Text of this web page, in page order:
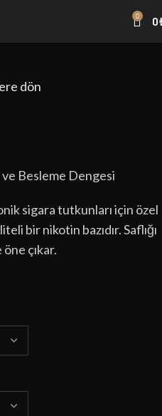
0 0
dön
ve Besleme Dengesi
sigara tutkunları için özel
bir nikotin bazıdır. Saflığı
çıkar.